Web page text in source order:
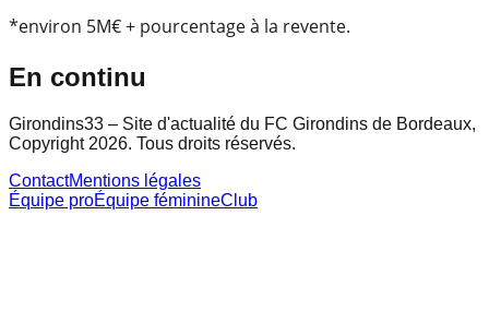
*environ 5M€ + pourcentage à la revente.
En continu
Girondins33 – Site d'actualité du FC Girondins de Bordeaux,
Copyright 2026. Tous droits réservés.
ContactMentions légales
Équipe proÉquipe féminineClub